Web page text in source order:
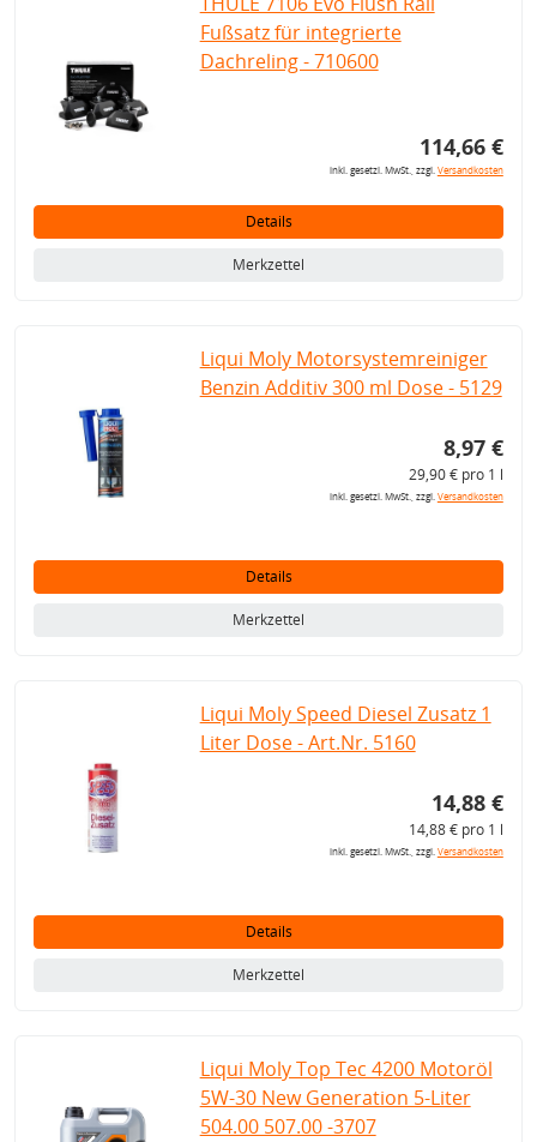
Fußsatz für integrierte
Dachreling - 710600
114,66 €
inkl. gesetzl. MwSt., zzgl.Versandkosten
Details
Merkzettel
Liqui Moly Motorsystemreiniger
Benzin Additiv 300 ml Dose - 5129
8,97 €
29,90 € pro 1 l
inkl. gesetzl. MwSt., zzgl.Versandkosten
Details
Merkzettel
Liqui Moly Speed Diesel Zusatz 1
Liter Dose - Art.Nr. 5160
14,88 €
14,88 € pro 1 l
inkl. gesetzl. MwSt., zzgl.Versandkosten
Details
Merkzettel
Liqui Moly Top Tec 4200 Motoröl
5W-30 New Generation 5-Liter
504.00 507.00 -3707